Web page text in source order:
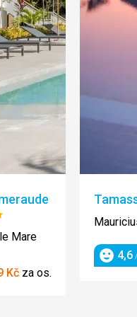
Mare
Kč za os.
4,6